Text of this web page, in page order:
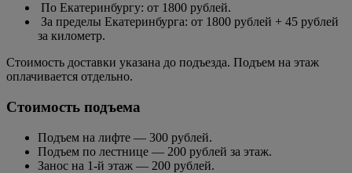
По Екатеринбургу: от 1800 рублей.
За пределы Екатеринбурга: от 1800 рублей + 45 рублей
за километр.
Стоимость доставки указана до подъезда. Подъем на этаж
оплачивается отдельно.
Стоимость подъема
Подъем на лифте — 300 рублей.
Подъем по лестнице — 200 рублей за этаж.
Занос на 1-й этаж — 200 рублей.